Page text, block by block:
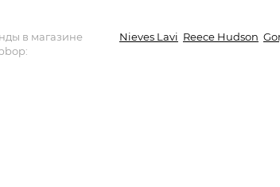
в магазине
Nieves Lavi Reece Hudson